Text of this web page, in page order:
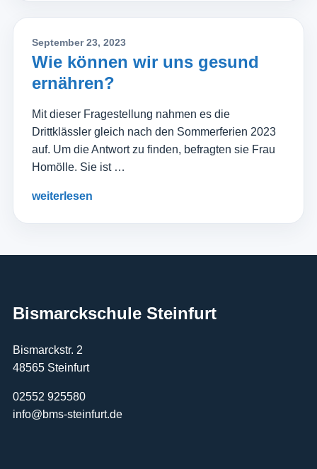
September 23, 2023
Wie können wir uns gesund
ernähren?
Mit dieser Fragestellung nahmen es die
Drittklässler gleich nach den Sommerferien 2023
auf. Um die Antwort zu finden, befragten sie Frau
Homölle. Sie ist …
weiterlesen
Bismarckschule Steinfurt
Bismarckstr. 2
48565 Steinfurt
02552 925580
info@bms-steinfurt.de